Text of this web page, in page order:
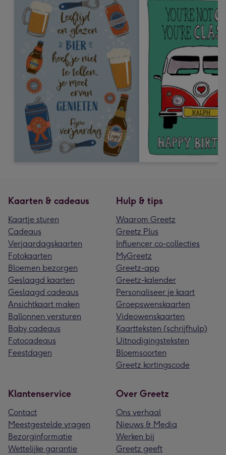
Kaarten & cadeaus
Kaartje sturen
Cadeaus
Verjaardagskaarten
Fotokaarten
Bloemen bezorgen
Geslaagd kaarten
Geslaagd cadeaus
Ansichtkaart maken
Ballonnen versturen
Baby cadeaus
Fotocadeaus
Feestdagen
Hulp & tips
Waarom Greetz
Greetz Plus
Influencer co-collecties
MyGreetz
Greetz-app
Greetz-kalender
Personaliseer je kaart
Groepswenskaarten
Videowenskaarten
Kaartteksten (schrijfhulp)
Uitnodigingsteksten
Bloemsoorten
Greetz kortingscode
Klantenservice
Contact
Meestgestelde vragen
Bezorginformatie
Wettelijke garantie
Over Greetz
Ons verhaal
Nieuws & Media
Werken bij
Greetz geeft